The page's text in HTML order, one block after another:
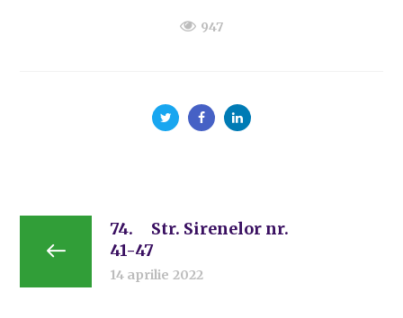
947
74. Str. Sirenelor nr.
41-47
14 aprilie 2022